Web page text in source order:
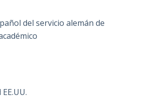
del servicio alemán de